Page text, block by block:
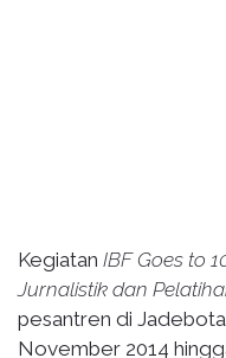
Kegiatan IBF Goes to
Jurnalistik dan
pesantren di
November 2014